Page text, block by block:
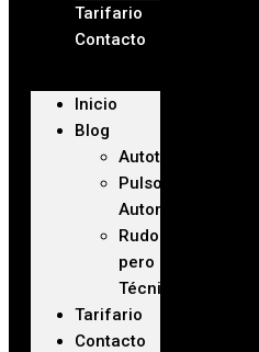
Tarifario
Contacto
Inicio
Blog
Autoteca
Pulso
Automotriz
Rudo
pero
Técnico
Tarifario
Contacto